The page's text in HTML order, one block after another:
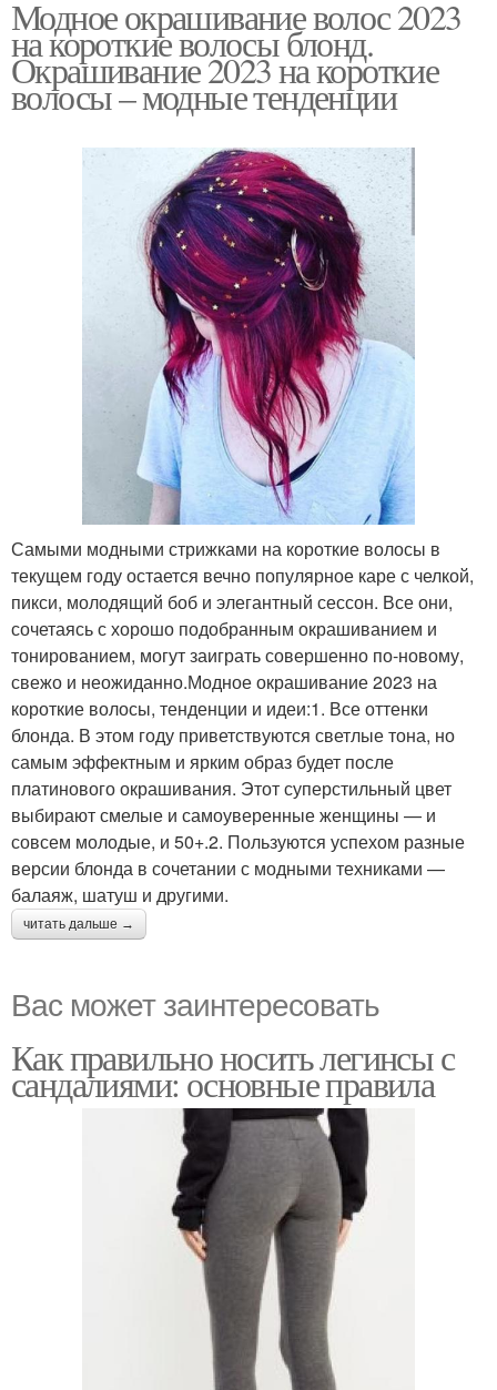
Модное окрашивание волос 2023
на короткие волосы блонд.
Окрашивание 2023 на короткие
волосы – модные тенденции
Самыми модными стрижками на короткие волосы в
текущем году остается вечно популярное каре с челкой,
пикси, молодящий боб и элегантный сессон. Все они,
сочетаясь с хорошо подобранным окрашиванием и
тонированием, могут заиграть совершенно по-новому,
свежо и неожиданно.Модное окрашивание 2023 на
короткие волосы, тенденции и идеи:1. Все оттенки
блонда. В этом году приветствуются светлые тона, но
самым эффектным и ярким образ будет после
платинового окрашивания. Этот суперстильный цвет
выбирают смелые и самоуверенные женщины — и
совсем молодые, и 50+.2. Пользуются успехом разные
версии блонда в сочетании с модными техниками —
балаяж, шатуш и другими.
читать дальше →
Вас может заинтересовать
Как правильно носить легинсы с
сандалиями: основные правила